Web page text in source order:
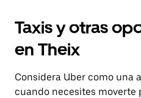
Taxis y otras
en Theix
Considera Uber como una
cuando necesites moverte